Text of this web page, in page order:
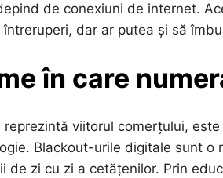
de conexiuni de internet.
dar ar putea și să
în care
viitorul comerțului,
Blackout-urile digitale sunt
de zi cu zi a cetățenilor. Prin